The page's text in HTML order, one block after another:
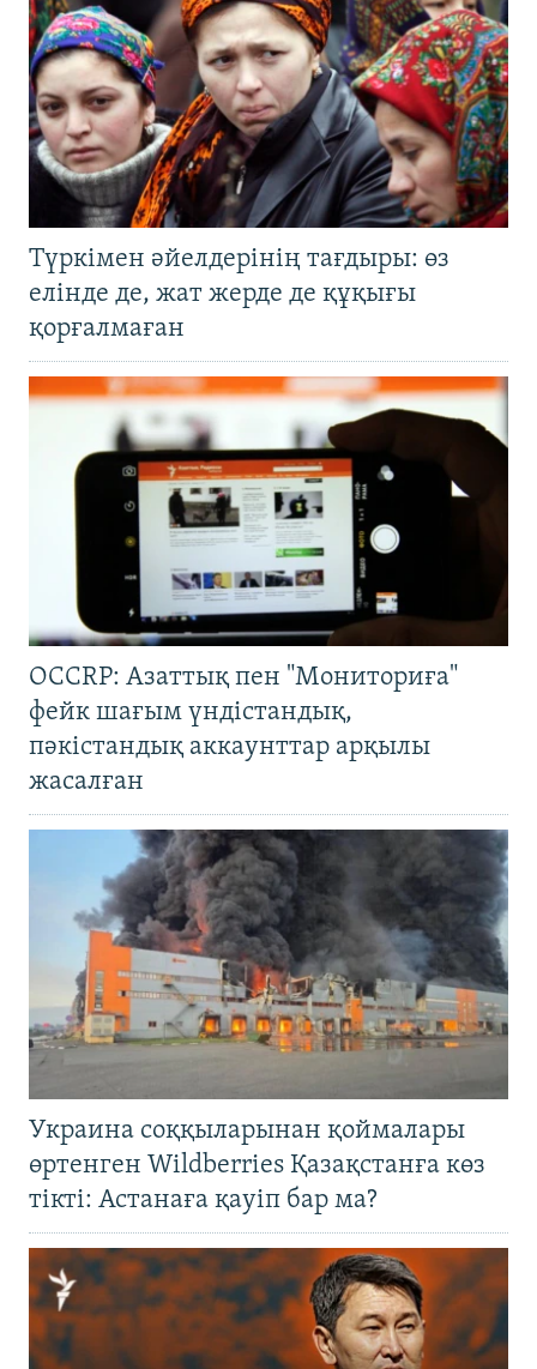
Түркімен әйелдерінің тағдыры: өз
елінде де, жат жерде де құқығы
қорғалмаған
OCCRP: Азаттық пен "Мониториға"
фейк шағым үндістандық,
пәкістандық аккаунттар арқылы
жасалған
Украина соққыларынан қоймалары
өртенген Wildberries Қазақстанға көз
тікті: Астанаға қауіп бар ма?